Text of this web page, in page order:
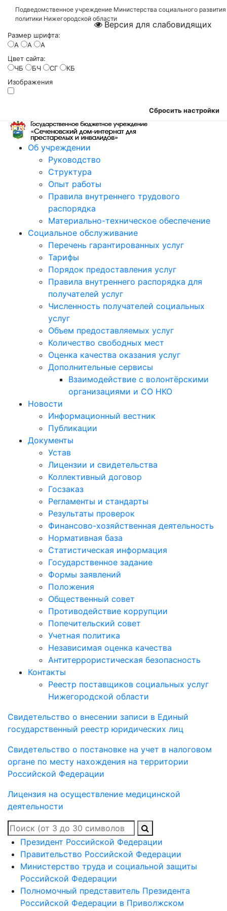
Подведомственное учреждение Министерства социального
политики Нижегородской области
Версия для слабовидящих
Размер шрифта:
A
A
A
Цвет сайта:
ЧБ
БЧ СГ
КБ
Изображения
Сбросить настройки
Об учреждении
Руководство
Структура
Опыт работы
Правила внутреннего трудового
распорядка
Материально-техническое обеспечение
Социальное обслуживание
Перечень гарантированных услуг
Тарифы
Порядок предоставления услуг
Правила внутреннего распорядка для
получателей услуг
Численность получателей социальных
услуг
Объем предоставляемых услуг
Количество свободных мест
Оценка качества оказания услуг
Дополнительные сервисы
Взаимодействие с волонтёрскими
организациями и СО НКО
Новости
Информационный вестник
Публикации
Документы
Устав
Лицензии и свидетельства
Коллективный договор
Госзаказ
Регламенты и стандарты
Результаты проверок
Финансово-хозяйственная деятельность
Нормативная база
Статистическая информация
Государственное задание
Формы заявлений
Положения
Общественный совет
Противодействие коррупции
Попечительский совет
Учетная политика
Независимая оценка качества
Антитеррористическая безопасность
Контакты
Реестр поставщиков социальных услуг
Нижегородской области
Свидетельство о внесении записи в Единый
государственный реестр юридических лиц
Свидетельство о постановке на учет в налоговом
органе по месту нахождения на территории
Российской Федерации
Лицензия на осуществление медицинской
деятельности
Президент Российской Федерации
Правительство Российской Федерации
Министерство труда и социальной защиты
Российской Федерации
Полномочный представитель Президента
Российской Федерации в Приволжском